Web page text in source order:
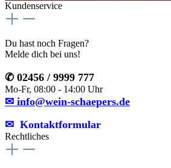
Kundenservice
Du hast noch Fragen?
Melde dich bei uns!
✆ 02456 / 9999 777
Mo-Fr, 08:00 - 14:00 Uhr
✉ info@wein-schaepers.de
✉︎ Kontaktformular
Rechtliches